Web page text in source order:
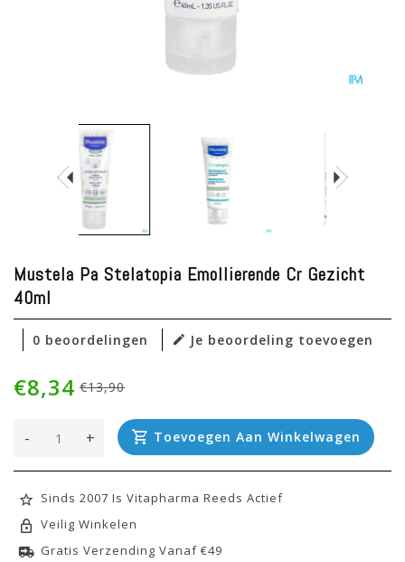
Mustela Pa Stelatopia Emollierende Cr Gezicht
40ml
0 beoordelingen Je beoordeling toevoegen
€13,90
€8,34
+
- Toevoegen Aan Winkelwagen
Sinds 2007 Is Vitapharma Reeds Actief
Veilig Winkelen
Gratis Verzending Vanaf €49